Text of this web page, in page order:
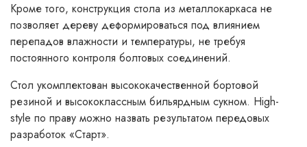
Кроме того, конструкция стола из металлокаркаса не
позволяет дереву деформироваться под влиянием
перепадов влажности и температуры, не требуя
постоянного контроля болтовых соединений.
Стол укомплектован высококачественной бортовой
резиной и высококлассным бильярдным сукном. High-
style по праву можно назвать результатом передовых
разработок «Старт».